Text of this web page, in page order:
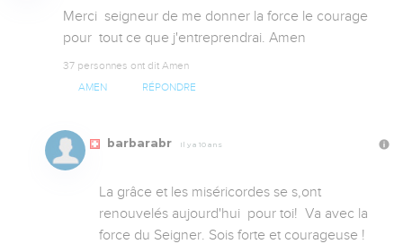
Merci  seigneur de me donner la force le courage
pour  tout ce que j'entreprendrai. Amen
37 personnes ont dit Amen
AMEN RÉPONDRE
barbarabr Il y a 10 ans
La grâce et les miséricordes se s,ont
renouvelés aujourd'hui  pour toi!  Va avec la
force du Seigner. Sois forte et courageuse !